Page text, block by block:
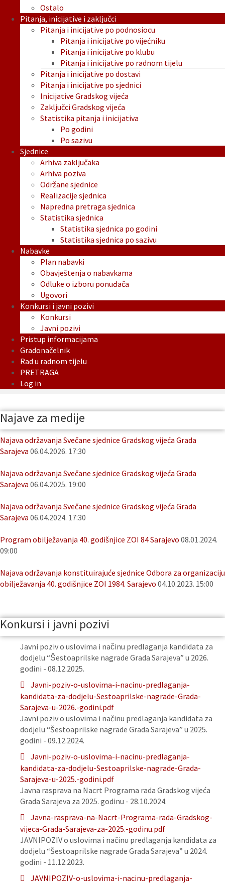
Ostalo
Pitanja, inicijative i zaključci
Pitanja i inicijative po podnosiocu
Pitanja i inicijative po vijećniku
Pitanja i inicijative po klubu
Pitanja i inicijative po radnom tijelu
Pitanja i inicijative po dostavi
Pitanja i inicijative po sjednici
Inicijative Gradskog vijeća
Zaključci Gradskog vijeća
Statistika pitanja i inicijativa
Po godini
Po sazivu
Sjednice
Arhiva zaključaka
Arhiva poziva
Održane sjednice
Realizacije sjednica
Napredna pretraga sjednica
Statistika sjednica
Statistika sjednica po godini
Statistika sjednica po sazivu
Nabavke
Plan nabavki
Obavještenja o nabavkama
Odluke o izboru ponuđača
Ugovori
Konkursi i javni pozivi
Konkursi
Javni pozivi
Pristup informacijama
Gradonačelnik
Rad u radnom tijelu
PRETRAGA
Log in
Najave za medije
Najava održavanja Svečane sjednice Gradskog vijeća Grada
Sarajeva 06.04.2026. 17:30
Najava održavanja Svečane sjednice Gradskog vijeća Grada
Sarajeva 06.04.2025. 19:00
Najava održavanja Svečane sjednice Gradskog vijeća Grada
Sarajeva 06.04.2024. 17:30
Program obilježavanja 40. godišnjice ZOI 84 Sarajevo 08.01.2024.
09:00
Najava održavanja konstituirajuće sjednice Odbora za organizaciju
obilježavanja 40. godišnjice ZOI 1984. Sarajevo 04.10.2023. 15:00
Konkursi i javni pozivi
Javni poziv o uslovima i načinu predlaganja kandidata za
dodjelu “Šestoaprilske nagrade Grada Sarajeva” u 2026.
godini - 08.12.2025.
Javni-poziv-o-uslovima-i-nacinu-predlaganja-
kandidata-za-dodjelu-Sestoaprilske-nagrade-Grada-
Sarajeva-u-2026.-godini.pdf
Javni poziv o uslovima i načinu predlaganja kandidata za
dodjelu “Šestoaprilske nagrade Grada Sarajeva” u 2025.
godini - 09.12.2024.
Javni-poziv-o-uslovima-i-nacinu-predlaganja-
kandidata-za-dodjelu-Sestoaprilske-nagrade-Grada-
Sarajeva-u-2025.-godini.pdf
Javna rasprava na Nacrt Programa rada Gradskog vijeća
Grada Sarajeva za 2025. godinu - 28.10.2024.
Javna-rasprava-na-Nacrt-Programa-rada-Gradskog-
vijeca-Grada-Sarajeva-za-2025.-godinu.pdf
JAVNIPOZIV o uslovima i načinu predlaganja kandidata za
dodjelu “Šestoaprilske nagrade Grada Sarajeva” u 2024.
godini - 11.12.2023.
JAVNIPOZIV-o-uslovima-i-nacinu-predlaganja-